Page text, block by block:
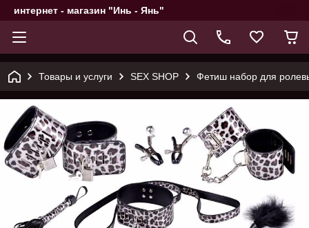
интернет - магазин "Инь - Янь"
Товары и услуги SEX SHOP Фетиш набор для